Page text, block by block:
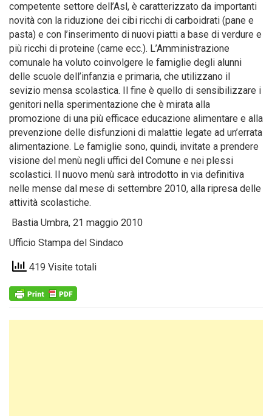
competente settore dell’Asl, è caratterizzato da importanti
novità con la riduzione dei cibi ricchi di carboidrati (pane e
pasta) e con l’inserimento di nuovi piatti a base di verdure e
più ricchi di proteine (carne ecc.). L’Amministrazione
comunale ha voluto coinvolgere le famiglie degli alunni
delle scuole dell’infanzia e primaria, che utilizzano il
sevizio mensa scolastica. Il fine è quello di sensibilizzare i
genitori nella sperimentazione che è mirata alla
promozione di una più efficace educazione alimentare e alla
prevenzione delle disfunzioni di malattie legate ad un’errata
alimentazione. Le famiglie sono, quindi, invitate a prendere
visione del menù negli uffici del Comune e nei plessi
scolastici. Il nuovo menù sarà introdotto in via definitiva
nelle mense dal mese di settembre 2010, alla ripresa delle
attività scolastiche.
Bastia Umbra, 21 maggio 2010
Ufficio Stampa del Sindaco
419 Visite totali